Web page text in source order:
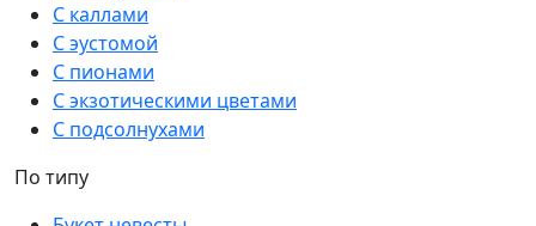
С каллами
С эустомой
С пионами
С экзотическими цветами
С подсолнухами
По типу